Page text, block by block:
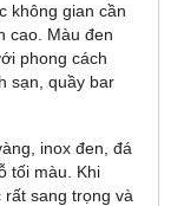
không gian cần
cao. Màu đen
phong cách
sạn, quầy bar
inox đen, đá
tối màu. Khi
sang trọng và